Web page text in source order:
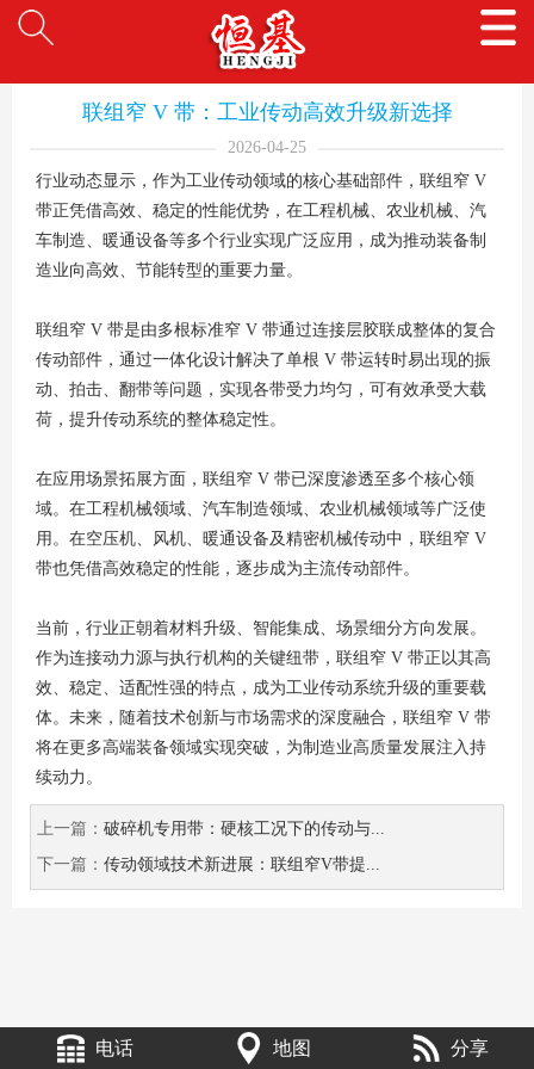
联组窄 V 带：工业传动高效升级新选择
2026-04-25
行业动态显示，作为工业传动领域的核心基础部件，联组窄 V
带正凭借高效、稳定的性能优势，在工程机械、农业机械、汽
车制造、暖通设备等多个行业实现广泛应用，成为推动装备制
造业向高效、节能转型的重要力量。
联组窄 V 带是由多根标准窄 V 带通过连接层胶联成整体的复合
传动部件，通过一体化设计解决了单根 V 带运转时易出现的振
动、拍击、翻带等问题，实现各带受力均匀，可有效承受大载
荷，提升传动系统的整体稳定性。
在应用场景拓展方面，联组窄 V 带已深度渗透至多个核心领
域。在工程机械领域、汽车制造领域、农业机械领域等广泛使
用。在空压机、风机、暖通设备及精密机械传动中，联组窄 V
带也凭借高效稳定的性能，逐步成为主流传动部件。
当前，行业正朝着材料升级、智能集成、场景细分方向发展。
作为连接动力源与执行机构的关键纽带，联组窄 V 带正以其高
效、稳定、适配性强的特点，成为工业传动系统升级的重要载
体。未来，随着技术创新与市场需求的深度融合，联组窄 V 带
将在更多高端装备领域实现突破，为制造业高质量发展注入持
续动力。
上一篇： 破碎机专用带：硬核工况下的传动与...
下一篇： 传动领域技术新进展：联组窄V带提...
电话 地图 分享